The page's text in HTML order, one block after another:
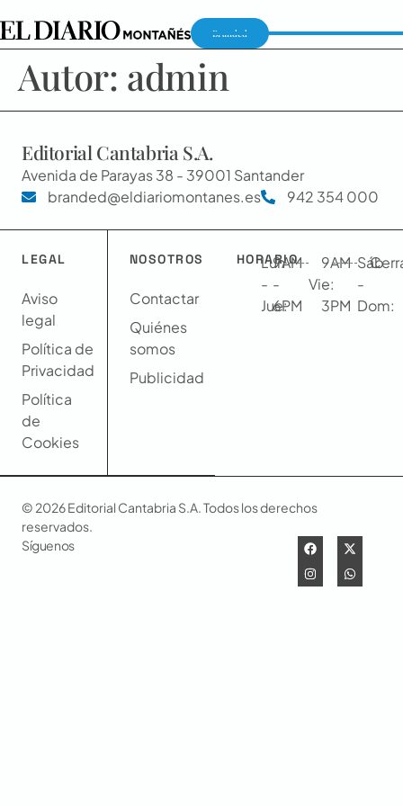
Branded
Autor: admin
Editorial Cantabria S.A.
Avenida de Parayas 38 - 39001 Santander
branded@eldiariomontanes.es
942 354 000
LEGAL
Aviso
legal
Política de
Privacidad
Política
de
Cookies
NOSOTROS
Contactar
Quiénes
somos
Publicidad
HORARIO
Lun
-
Jue:
9AM
-
6PM
Vie:
9AM
-
3PM
Sáb
-
Dom:
© 2026 Editorial Cantabria S.A. Todos los derechos
reservados.
Síguenos